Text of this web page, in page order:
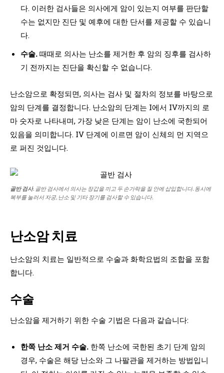
다. 이러한 검사들은 의사에게 암이 있는지 여부를 판단할
수는 없지만 진단 및 예후에 대한 단서를 제공할 수 있습니
다.
수술. 때때로 의사는 난소를 제거한 후 암의 징후를 검사하
기 전까지는 진단을 확신할 수 없습니다.
난소암으로 확정되면, 의사는 검사 및 절차의 정보를 바탕으로
암의 단계를 결정합니다. 난소암의 단계는 I에서 IV까지의 로
마 숫자로 나타내며, 가장 낮은 단계는 암이 난소에 국한되어
있음을 의미합니다. IV 단계에 이르면 암이 신체의 먼 지역으
로 퍼진 것입니다.
골반 검사. 골반 검사에서 의사는 장갑을 끼고 두 손가락을 질 안에 삽입합니다. 동시에
복부를 눌러서 자궁, 난소 및 기타 장기를 검사할 수 있습니다.
난소암 치료
난소암의 치료는 일반적으로 수술과 화학요법의 조합을 포함
합니다.
수술
난소암을 제거하기 위한 수술 기법은 다음과 같습니다:
한쪽 난소 제거 수술. 한쪽 난소에 국한된 초기 단계 암의
경우, 수술은 해당 난소와 그 나팔관을 제거하는 방법입니